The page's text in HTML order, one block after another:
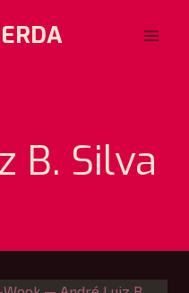
B. Silva